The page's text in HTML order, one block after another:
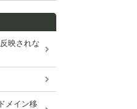
映されな
メイン移